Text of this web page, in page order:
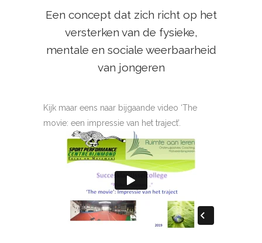
Een concept dat zich richt op het
versterken van de fysieke,
mentale en sociale weerbaarheid
van jongeren
Kijk maar eens naar bijgaande video ‘The
movie: een impressie van het traject’.